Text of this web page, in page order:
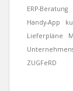
ERP-Beratung
Handy-App
Lieferpläne
ZUGFeRD